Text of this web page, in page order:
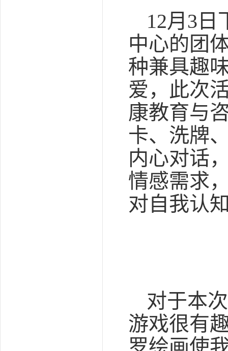
12月3日
中心的团
种兼具趣
爱，此次
康教育与
卡、洗牌
内心对话
情感需求
对自我认
对于本
游戏很有